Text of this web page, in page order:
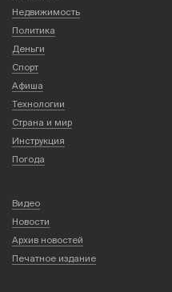
Недвижимость
Политика
Деньги
Спорт
Афиша
Технологии
Страна и мир
Инструкция
Погода
Видео
Новости
Архив новостей
Печатное издание